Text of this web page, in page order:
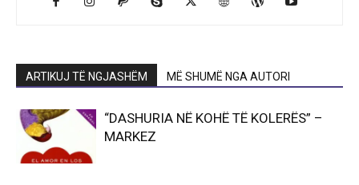
ARTIKUJ TË NGJASHËM MË SHUMË NGA AUTORI
“DASHURIA NË KOHË TË KOLERËS” –
MARKEZ